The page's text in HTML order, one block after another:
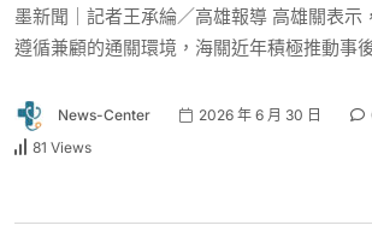
墨新聞｜記者王承綸／高雄報導 高雄關表示
遵循兼顧的通關環境，海關近年積極推動事
News-Center 2026 年 6 月 30 日
81 Views